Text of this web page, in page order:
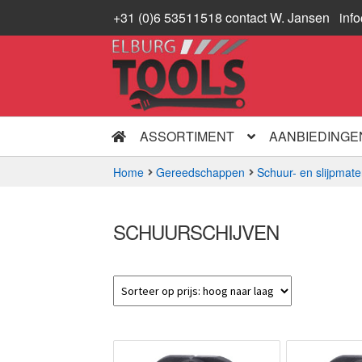
+31 (0)6 53511518 contact W. Jansen
Ga
door
naar
navigatie
Ga
naar
inhoud
ASSORTIMENT
Home Gereedschappen Schuur- en
SCHUURSCHIJVEN